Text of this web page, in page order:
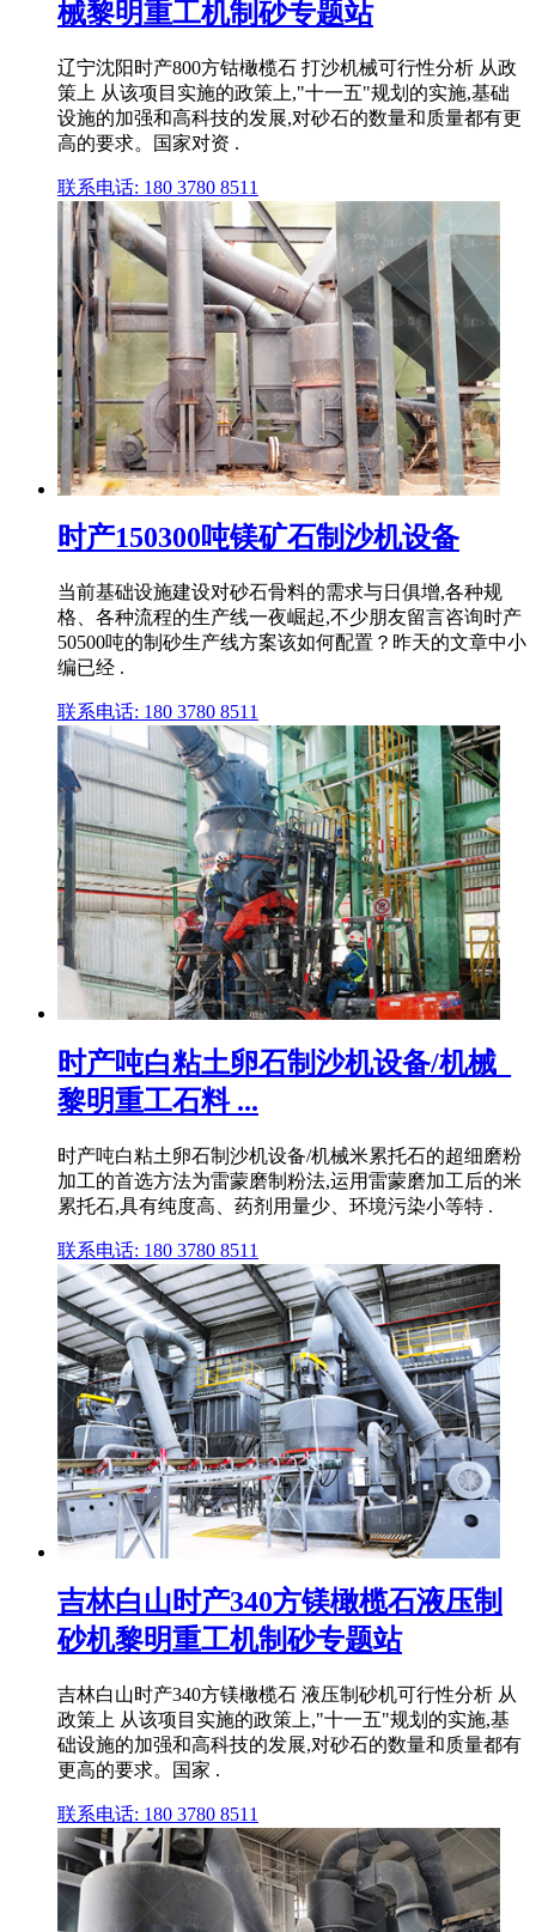
械黎明重工机制砂专题站
辽宁沈阳时产800方钴橄榄石 打沙机械可行性分析 从政
策上 从该项目实施的政策上,"十一五"规划的实施,基础
设施的加强和高科技的发展,对砂石的数量和质量都有更
高的要求。国家对资 .
联系电话: 180 3780 8511
时产150300吨镁矿石制沙机设备
当前基础设施建设对砂石骨料的需求与日俱增,各种规
格、各种流程的生产线一夜崛起,不少朋友留言咨询时产
50500吨的制砂生产线方案该如何配置？昨天的文章中小
编已经 .
联系电话: 180 3780 8511
时产吨白粘土卵石制沙机设备/机械_
黎明重工石料 ...
时产吨白粘土卵石制沙机设备/机械米累托石的超细磨粉
加工的首选方法为雷蒙磨制粉法,运用雷蒙磨加工后的米
累托石,具有纯度高、药剂用量少、环境污染小等特 .
联系电话: 180 3780 8511
吉林白山时产340方镁橄榄石液压制
砂机黎明重工机制砂专题站
吉林白山时产340方镁橄榄石 液压制砂机可行性分析 从
政策上 从该项目实施的政策上,"十一五"规划的实施,基
础设施的加强和高科技的发展,对砂石的数量和质量都有
更高的要求。国家 .
联系电话: 180 3780 8511